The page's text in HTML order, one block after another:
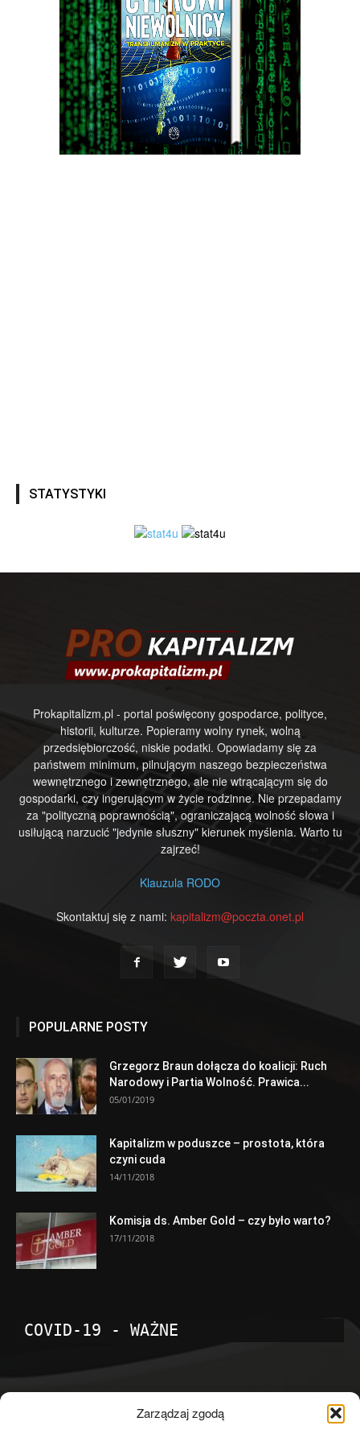
Zarządzaj zgodą
STATYSTYKI
Prokapitalizm.pl - portal poświęcony gospodarce, polityce,
historii, kulturze. Popieramy wolny rynek, wolną
przedsiębiorczość, niskie podatki. Opowiadamy się za
państwem minimum, pilnującym naszego bezpieczeństwa
wewnętrznego i zewnętrznego, ale nie wtrącającym się do
gospodarki, czy ingerującym w życie rodzinne. Nie przepadamy
za "polityczną poprawnością", ograniczającą wolność słowa i
usiłującą narzucić "jedynie słuszny" kierunek myślenia. Warto tu
zajrzeć!
Klauzula RODO
Skontaktuj się z nami: kapitalizm@poczta.onet.pl
POPULARNE POSTY
Grzegorz Braun dołącza do koalicji: Ruch
Narodowy i Partia Wolność. Prawica...
05/01/2019
Kapitalizm w poduszce – prostota, która
czyni cuda
14/11/2018
Komisja ds. Amber Gold – czy było warto?
17/11/2018
COVID-19 - WAŻNE